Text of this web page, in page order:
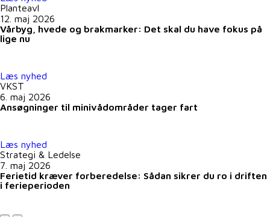
Planteavl
12. maj 2026
Vårbyg, hvede og brakmarker: Det skal du have fokus på
lige nu
Læs nyhed
VKST
6. maj 2026
Ansøgninger til minivådområder tager fart
Læs nyhed
Strategi & Ledelse
7. maj 2026
Ferietid kræver forberedelse: Sådan sikrer du ro i driften
i ferieperioden